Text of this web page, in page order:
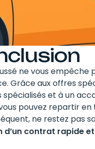
ne vous empêche
Grâce aux offres
spécialisés et à un
pouvez repartir
ne restez pas
d’un contrat rapide